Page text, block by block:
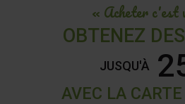
« Acheter c'est
OBTENEZ
JUSQU'À
AVEC LA